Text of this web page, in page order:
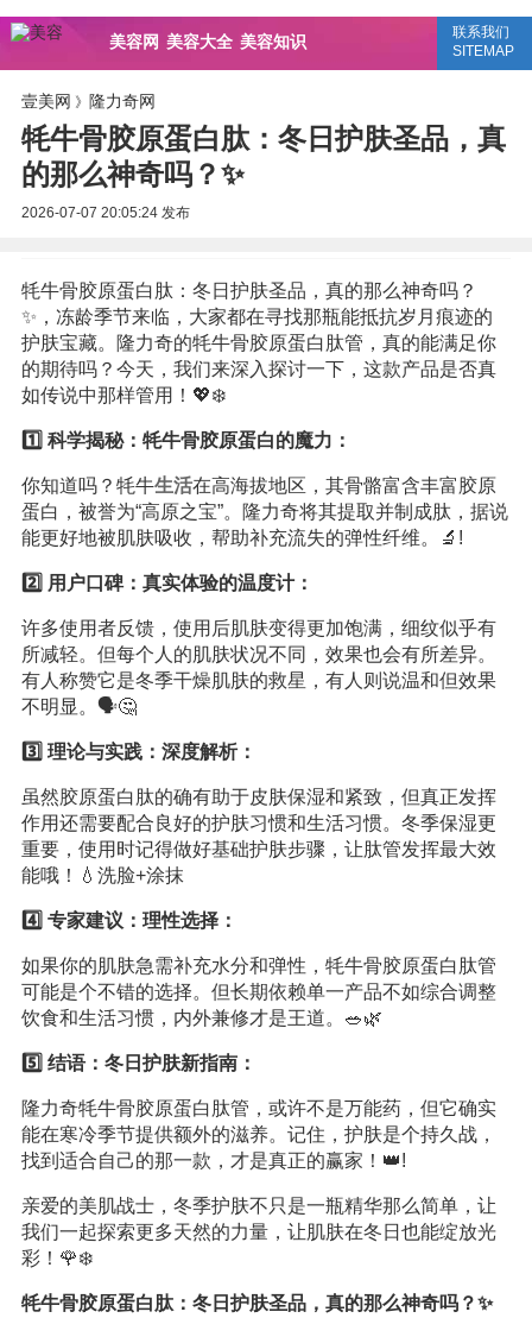
美容网 美容大全 美容知识
联系我们
SITEMAP
壹美网 》 隆力奇网
牦牛骨胶原蛋白肽：冬日护肤圣品，真
的那么神奇吗？✨
2026-07-07 20:05:24发布
牦牛骨胶原蛋白肽：冬日护肤圣品，真的那么神奇吗？
✨，冻龄季节来临，大家都在寻找那瓶能抵抗岁月痕迹的
护肤宝藏。隆力奇的牦牛骨胶原蛋白肽管，真的能满足你
的期待吗？今天，我们来深入探讨一下，这款产品是否真
如传说中那样管用！💖❄️
1️⃣ 科学揭秘：牦牛骨胶原蛋白的魔力：
你知道吗？牦牛生活在高海拔地区，其骨骼富含丰富胶原
蛋白，被誉为“高原之宝”。隆力奇将其提取并制成肽，据说
能更好地被肌肤吸收，帮助补充流失的弹性纤维。🔬!
2️⃣ 用户口碑：真实体验的温度计：
许多使用者反馈，使用后肌肤变得更加饱满，细纹似乎有
所减轻。但每个人的肌肤状况不同，效果也会有所差异。
有人称赞它是冬季干燥肌肤的救星，有人则说温和但效果
不明显。🗣️🤔
3️⃣ 理论与实践：深度解析：
虽然胶原蛋白肽的确有助于皮肤保湿和紧致，但真正发挥
作用还需要配合良好的护肤习惯和生活习惯。冬季保湿更
重要，使用时记得做好基础护肤步骤，让肽管发挥最大效
能哦！💧洗脸+涂抹
4️⃣ 专家建议：理性选择：
如果你的肌肤急需补充水分和弹性，牦牛骨胶原蛋白肽管
可能是个不错的选择。但长期依赖单一产品不如综合调整
饮食和生活习惯，内外兼修才是王道。🥗🌿
5️⃣ 结语：冬日护肤新指南：
隆力奇牦牛骨胶原蛋白肽管，或许不是万能药，但它确实
能在寒冷季节提供额外的滋养。记住，护肤是个持久战，
找到适合自己的那一款，才是真正的赢家！👑!
亲爱的美肌战士，冬季护肤不只是一瓶精华那么简单，让
我们一起探索更多天然的力量，让肌肤在冬日也能绽放光
彩！🌹❄️
牦牛骨胶原蛋白肽：冬日护肤圣品，真的那么神奇吗？✨